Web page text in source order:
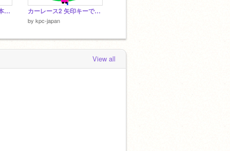
クリッカーゲーム1 基本の動き カーレース2 矢印キーで操作
by kpc-japan
View all